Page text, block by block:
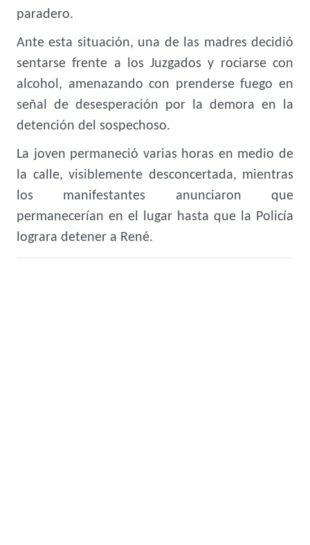
paradero.
Ante esta situación, una de las madres decidió
sentarse frente a los Juzgados y rociarse con
alcohol, amenazando con prenderse fuego en
señal de desesperación por la demora en la
detención del sospechoso.
La joven permaneció varias horas en medio de
la calle, visiblemente desconcertada, mientras
los manifestantes anunciaron que
permanecerían en el lugar hasta que la Policía
lograra detener a René.